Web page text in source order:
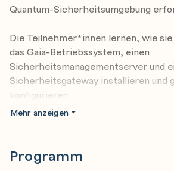
Quantum-Sicherheitsumgebung
Die Teilnehmer*innen lernen, wie
das Gaia-Betriebssystem, einen
Sicherheitsmanagementserver und
Sicherheitsgateway installieren und
konfigurieren.
Sicherheitsgateway-Cluster
dedizierten Protokollserver
Mehr anzeigen
Programm